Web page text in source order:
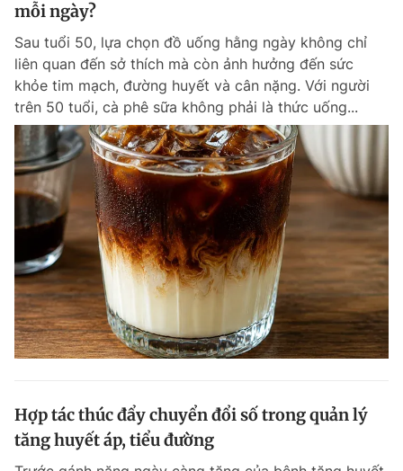
mỗi ngày?
Sau tuổi 50, lựa chọn đồ uống hằng ngày không chỉ
liên quan đến sở thích mà còn ảnh hưởng đến sức
khỏe tim mạch, đường huyết và cân nặng. Với người
trên 50 tuổi, cà phê sữa không phải là thức uống...
Hợp tác thúc đẩy chuyển đổi số trong quản lý
tăng huyết áp, tiểu đường